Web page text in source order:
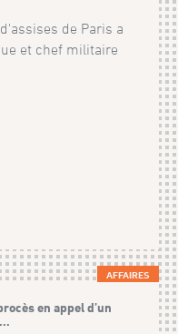
de Paris a
et chef militaire
AFFAIRES
en appel d’un